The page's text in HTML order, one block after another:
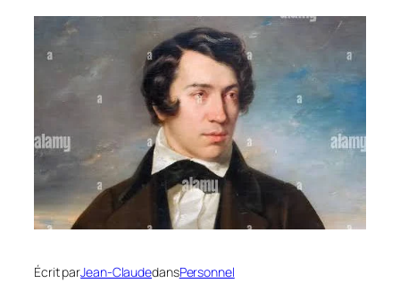
Écrit parJean-ClaudedansPersonnel